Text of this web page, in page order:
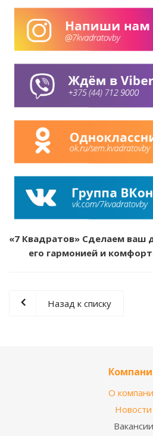
«7 Квадратов» Сделаем ваш
его гармонией и
Назад к списку
О
Новости
Вакансии